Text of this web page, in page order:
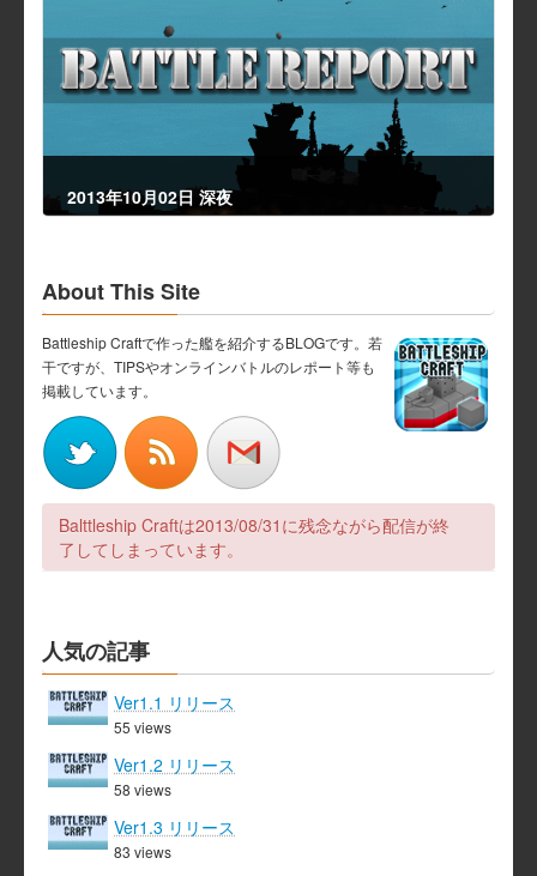
2013年10月02日 深夜
About This Site
Battleship Craftで作った艦を紹介するBLOGです。若
干ですが、TIPSやオンラインバトルのレポート等も
掲載しています。
Balttleship Craftは2013/08/31に残念ながら配信が終
了してしまっています。
人気の記事
Ver1.1 リリース
55 views
Ver1.2 リリース
58 views
Ver1.3 リリース
83 views